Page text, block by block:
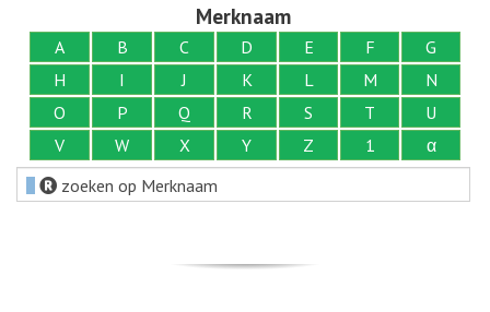
Merknaam
A B C D E F
G
H
I J K L M
N
O
P Q R S T
U
V
W X Y Z 1
α
zoeken op Merknaam